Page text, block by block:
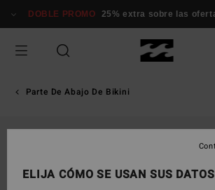
información
DOBLE PROMO 25% extra sobre las
Parte De Abajo De Bikini
ELIJA CÓMO SE USAN SUS DATOS